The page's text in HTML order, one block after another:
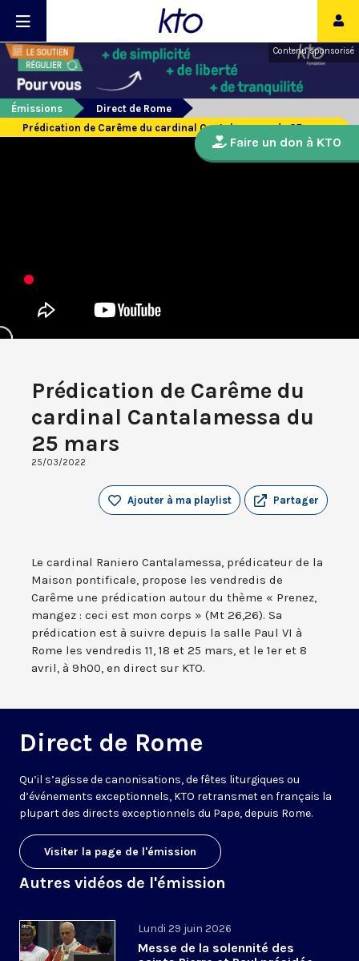
Contenu sponsorisé
Émissions
Direct de Rome
Prédication de Carême du cardinal Cantalamessa du 25 mars
Prédication de Carême du
cardinal Cantalamessa du
25 mars
25/03/2022
Partager
Ajouter à ma playlist
Le cardinal Raniero Cantalamessa, prédicateur de la
Maison pontificale, propose les vendredis de
Carême une prédication autour du thème « Prenez,
mangez : ceci est mon corps » (Mt 26,26). Sa
prédication est à suivre depuis la salle Paul VI à
Rome les vendredis 11, 18 et 25 mars, et le 1er et 8
avril, à 9h00, en direct sur KTO.
Direct de Rome
Qu’il s’agisse de canonisations, de fêtes liturgiques ou
d’événements exceptionnels, KTO retransmet en français la
plupart des directs exceptionnels du Pape, depuis Rome.
Visiter la page de l'émission
Autres vidéos de l'émission
Lundi 29 juin 2026
Messe de la solennité des
Faire un don à KTO